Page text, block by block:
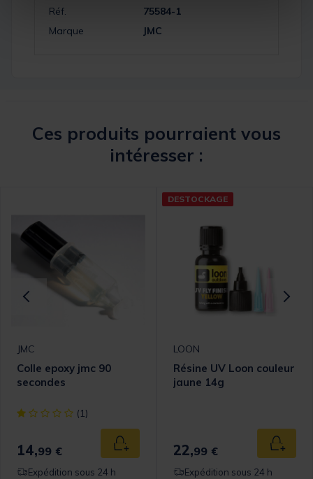
Réf.
75584-1
Marque
JMC
Ces produits pourraient vous
intéresser :
panier
JMC
Colle epoxy jmc 90
secondes
[object Object] out of 5 Customer Rating
(1)
14,99 € Ajouter au panier
Expédition sous 24 h
DESTOCKAGE
LOON
Résine UV Loon couleur
jaune 14g
22,99 €
Expédition sous 24 h